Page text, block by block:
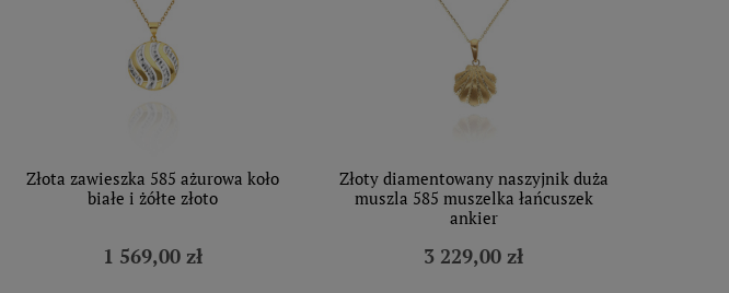
Złota zawieszka 585 ażurowa koło
białe i żółte złoto
1 569,00 zł
Złoty diamentowany naszyjnik duża
muszla 585 muszelka łańcuszek
ankier
3 229,00 zł